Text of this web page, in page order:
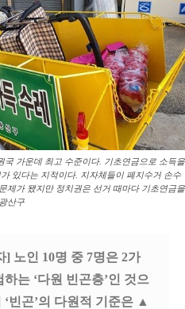
국 가운데 최고 수준이다. 기초연금으로 소득을
있다는 지적이다. 지자체들이 폐지수거 손수
제가 됐지만 정치권은 선거 때마다 기초연금을
산구
노인 10명 중 7명은 2가
는 ‘다원 빈곤층’인 것으
빈곤’의 다원적 기준은 ▲